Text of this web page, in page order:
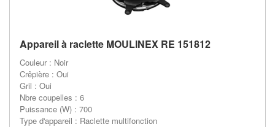
Appareil à raclette MOULINEX RE 151812
Couleur : Noir
Crêpière : Oui
Gril : Oui
Nbre coupelles : 6
Puissance (W) : 700
Type d'appareil : Raclette multifonction